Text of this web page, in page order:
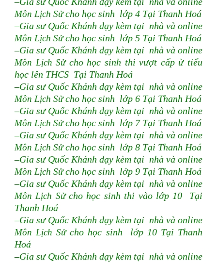
Môn Lịch Sửcho học sinh lớp 4 Tại Thanh Hoá
–Gia sư Quốc Khánh dạy kèm tại nhà và online
Môn Lịch Sửcho học sinh lớp 5 Tại Thanh Hoá
–Gia sư Quốc Khánh dạy kèm tại nhà và online
Môn Lịch Sử cho học sinh thi vượt cấp ừ tiểu
học lên THCS Tại Thanh Hoá
–Gia sư Quốc Khánh dạy kèm tại nhà và online
Môn Lịch Sửcho học sinh lớp 6 Tại Thanh Hoá
–Gia sư Quốc Khánh dạy kèm tại nhà và online
Môn Lịch Sửcho học sinh lớp 7 Tại Thanh Hoá
–Gia sư Quốc Khánh dạy kèm tại nhà và online
Môn Lịch Sửcho học sinh lớp 8 Tại Thanh Hoá
–Gia sư Quốc Khánh dạy kèm tại nhà và online
Môn Lịch Sửcho học sinh lớp 9 Tại Thanh Hoá
–Gia sư Quốc Khánh dạy kèm tại nhà và online
Môn Lịch Sửcho học sinh thi vào lớp 10 Tại
Thanh Hoá
–Gia sư Quốc Khánh dạy kèm tại nhà và online
Môn Lịch Sửcho học sinh lớp 10 Tại Thanh
Hoá
–Gia sư Quốc Khánh dạy kèm tại nhà và online